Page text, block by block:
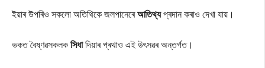
ইয়াৰ উপৰিও সকলো অতিথিকে জলপানেৰেআতিথ্যপ্ৰদান কৰাও দেখা যায়।
ভকত বৈষ্ণৱসকলকসিধাদিয়াৰ প্ৰথাও এই উৎসৱৰ অন্তৰ্গত।